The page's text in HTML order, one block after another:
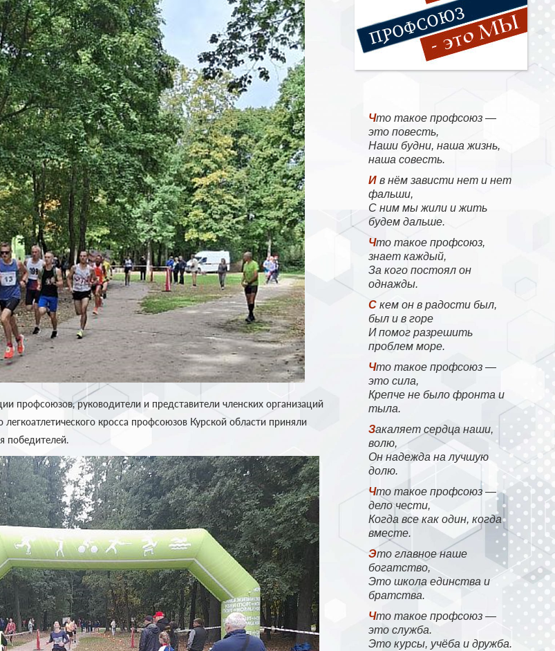
Что такое профсоюз —
это повесть,
Наши будни, наша жизнь,
наша совесть.
И в нём зависти нет и нет
фальши,
С ним мы жили и жить
будем дальше.
Что такое профсоюз,
знает каждый,
За кого постоял он
однажды.
С кем он в радости был,
был и в горе
И помог разрешить
проблем море.
Что такое профсоюз —
это сила,
Крепче не было фронта и
тыла.
Закаляет сердца наши,
волю,
Он надежда на лучшую
долю.
Что такое профсоюз —
дело чести,
Когда все как один, когда
вместе.
Это главное наше
богатство,
Это школа единства и
братства.
Что такое профсоюз —
это служба.
Это курсы, учёба и дружба.
профсоюзов, руководители и представители членских организаций
кросса профсоюзов Курской области приняли
победителей.